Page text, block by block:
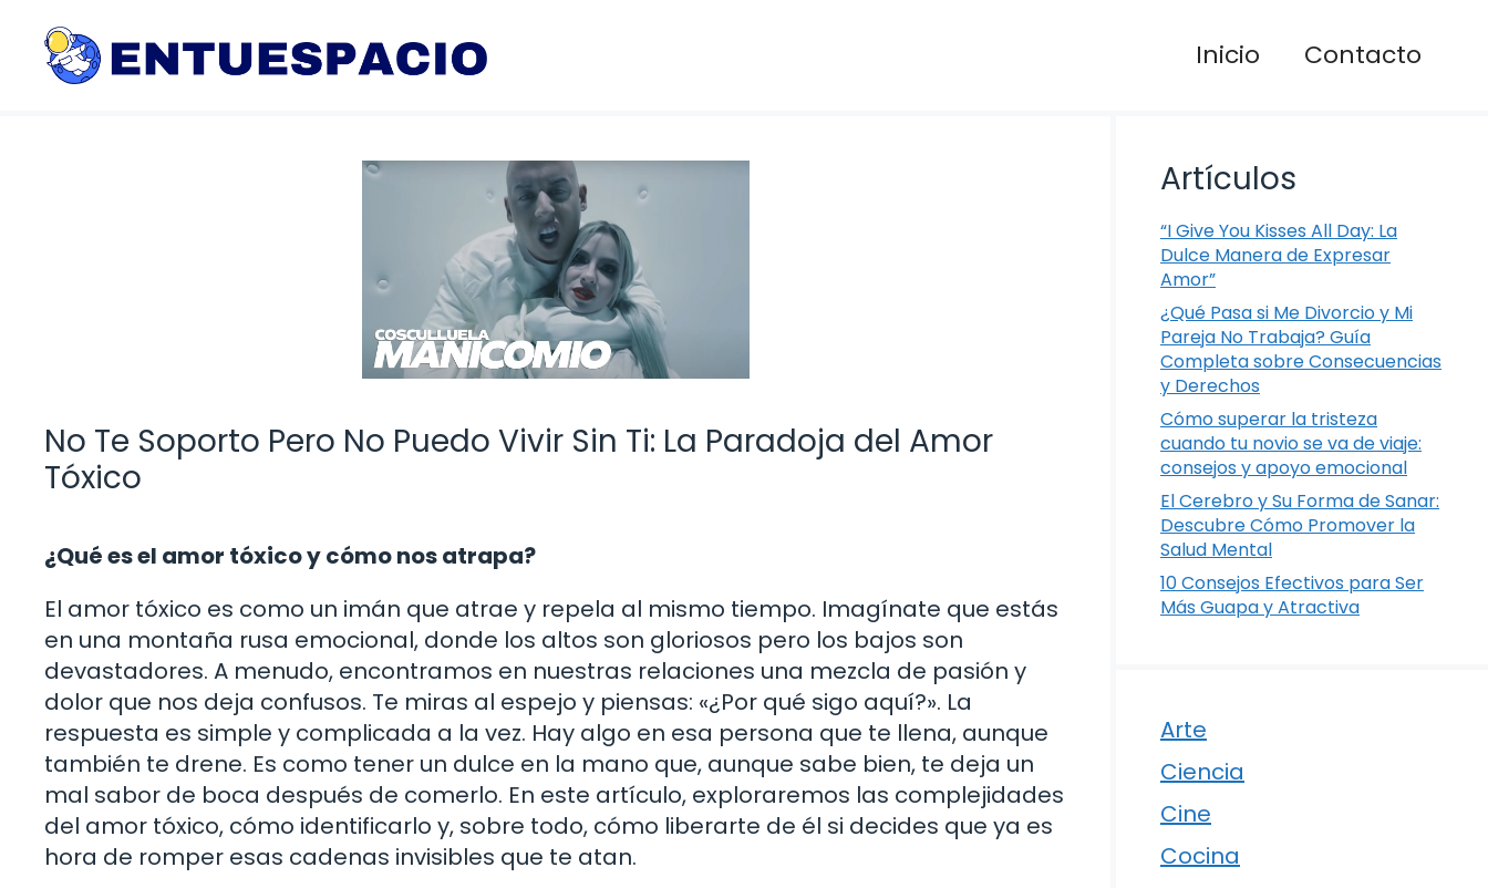
contenido
Inicio Contacto
No Te Soporto Pero No Puedo Vivir Sin Ti: La Paradoja del Amor
Tóxico
¿Qué es el amor tóxico y cómo nos atrapa?
El amor tóxico es como un imán que atrae y repela al mismo tiempo. Imagínate que estás
en una montaña rusa emocional, donde los altos son gloriosos pero los bajos son
devastadores. A menudo, encontramos en nuestras relaciones una mezcla de pasión y
dolor que nos deja confusos. Te miras al espejo y piensas: «¿Por qué sigo aquí?». La
respuesta es simple y complicada a la vez. Hay algo en esa persona que te llena, aunque
también te drene. Es como tener un dulce en la mano que, aunque sabe bien, te deja un
mal sabor de boca después de comerlo. En este artículo, exploraremos las complejidades
del amor tóxico, cómo identificarlo y, sobre todo, cómo liberarte de él si decides que ya es
hora de romper esas cadenas invisibles que te atan.
Artículos
“I Give You Kisses All Day: La
Dulce Manera de Expresar
Amor”
¿Qué Pasa si Me Divorcio y Mi
Pareja No Trabaja? Guía
Completa sobre Consecuencias
y Derechos
Cómo superar la tristeza
cuando tu novio se va de viaje:
consejos y apoyo emocional
El Cerebro y Su Forma de Sanar:
Descubre Cómo Promover la
Salud Mental
10 Consejos Efectivos para Ser
Más Guapa y Atractiva
Arte
Ciencia
Cine
Cocina